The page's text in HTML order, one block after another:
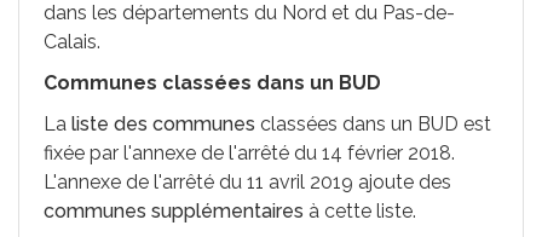
dans les départements du Nord et du Pas-de-
Calais.
Communes classées dans un BUD
La liste des communes classées dans un BUD est
fixée par l'annexe de l'arrêté du 14 février 2018.
L'annexe de l'arrêté du 11 avril 2019 ajoute des
communes supplémentaires à cette liste.